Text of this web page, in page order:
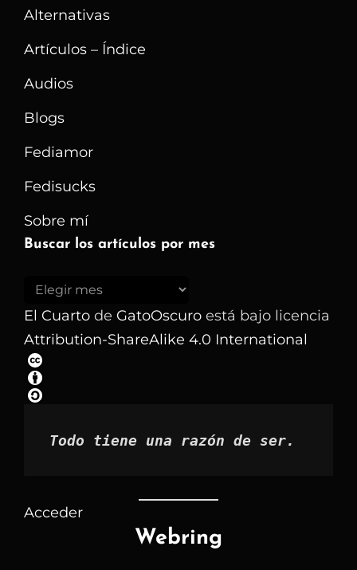
Alternativas
Artículos – Índice
Audios
Blogs
Fediamor
Fedisucks
Sobre mí
Buscar los artículos por mes
Buscar
los
artículos
por
mes
El Cuarto de GatoOscuro está bajo licencia
Attribution-ShareAlike 4.0 International
Todo tiene una razón de ser.
Acceder
Webring